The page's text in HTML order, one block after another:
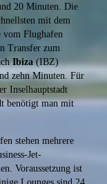
20 Minuten. Die
mit dem
vom Flughafen
Transfer zum
Ibiza(IBZ)
zehn Minuten. Für
Inselhauptstadt
benötigt man mit
stehen mehrere
Jet-
Voraussetzung ist